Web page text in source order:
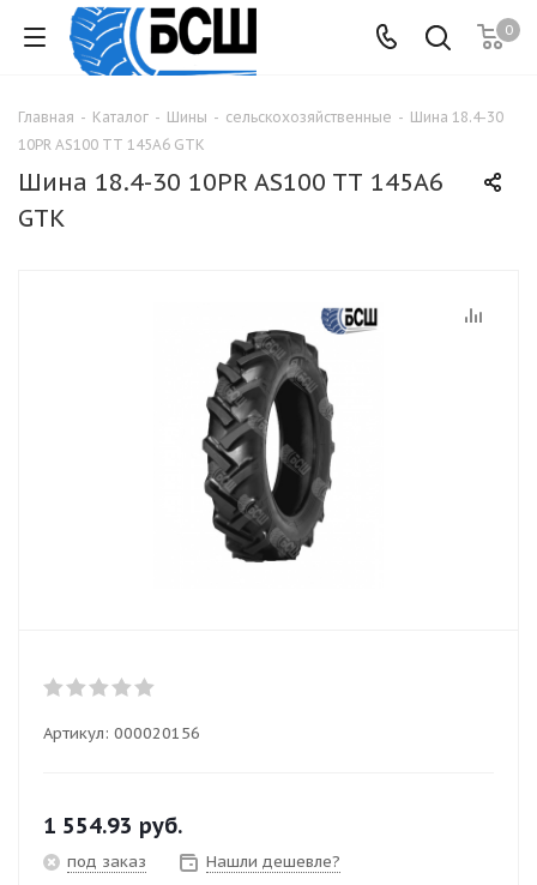
0
Главная - Каталог - Шины - сельскохозяйственные - Шина 18.4-30
10PR AS100 TТ 145А6 GTK
Шина 18.4-30 10PR AS100 TТ 145А6
GTK
Артикул: 000020156
1 554.93 руб.
под заказ Нашли дешевле?